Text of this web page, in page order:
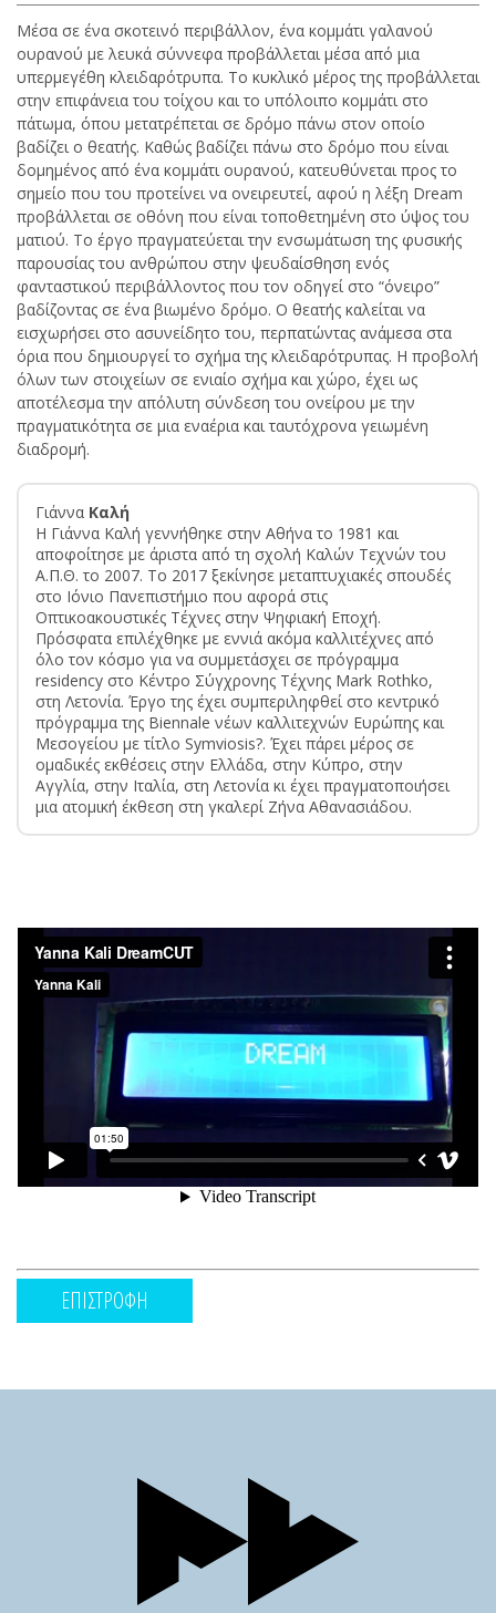
Μέσα σε ένα σκοτεινό περιβάλλον, ένα κομμάτι γαλανού
ουρανού με λευκά σύννεφα προβάλλεται μέσα από μια
υπερμεγέθη κλειδαρότρυπα. Το κυκλικό μέρος της προβάλλεται
στην επιφάνεια του τοίχου και το υπόλοιπο κομμάτι στο
πάτωμα, όπου μετατρέπεται σε δρόμο πάνω στον οποίο
βαδίζει ο θεατής. Καθώς βαδίζει πάνω στο δρόμο που είναι
δομημένος από ένα κομμάτι ουρανού, κατευθύνεται προς το
σημείο που του προτείνει να ονειρευτεί, αφού η λέξη Dream
προβάλλεται σε οθόνη που είναι τοποθετημένη στο ύψος του
ματιού. Το έργο πραγματεύεται την ενσωμάτωση της φυσικής
παρουσίας του ανθρώπου στην ψευδαίσθηση ενός
φανταστικού περιβάλλοντος που τον οδηγεί στο “όνειρο”
βαδίζοντας σε ένα βιωμένο δρόμο. Ο θεατής καλείται να
εισχωρήσει στο ασυνείδητο του, περπατώντας ανάμεσα στα
όρια που δημιουργεί το σχήμα της κλειδαρότρυπας. Η προβολή
όλων των στοιχείων σε ενιαίο σχήμα και χώρο, έχει ως
αποτέλεσμα την απόλυτη σύνδεση του ονείρου με την
πραγματικότητα σε μια εναέρια και ταυτόχρονα γειωμένη
διαδρομή.
Γιάννα Καλή
Η Γιάννα Καλή γεννήθηκε στην Αθήνα το 1981 και
αποφοίτησε με άριστα από τη σχολή Καλών Τεχνών του
Α.Π.Θ. το 2007. Το 2017 ξεκίνησε μεταπτυχιακές σπουδές
στο Ιόνιο Πανεπιστήμιο που αφορά στις
Οπτικοακουστικές Τέχνες στην Ψηφιακή Εποχή.
Πρόσφατα επιλέχθηκε με εννιά ακόμα καλλιτέχνες από
όλο τον κόσμο για να συμμετάσχει σε πρόγραμμα
residency στο Κέντρο Σύγχρονης Τέχνης Mark Rothko,
στη Λετονία. Έργο της έχει συμπεριληφθεί στο κεντρικό
πρόγραμμα της Biennale νέων καλλιτεχνών Ευρώπης και
Μεσογείου με τίτλο Symviosis?. Έχει πάρει μέρος σε
ομαδικές εκθέσεις στην Ελλάδα, στην Κύπρο, στην
Αγγλία, στην Ιταλία, στη Λετονία κι έχει πραγματοποιήσει
μια ατομική έκθεση στη γκαλερί Ζήνα Αθανασιάδου.
ΕΠΙΣΤΡΟΦΗ